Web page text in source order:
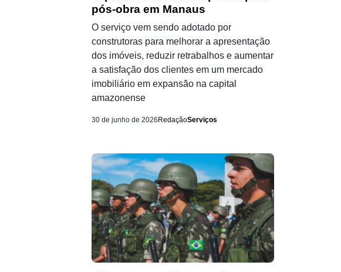
pós-obra em Manaus
O serviço vem sendo adotado por
construtoras para melhorar a apresentação
dos imóveis, reduzir retrabalhos e aumentar
a satisfação dos clientes em um mercado
imobiliário em expansão na capital
amazonense
30 de junho de 2026 RedaçãoServiços